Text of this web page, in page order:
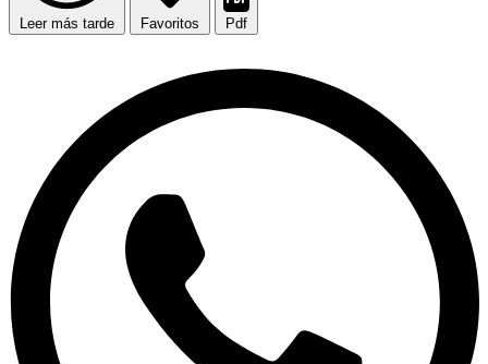
Leer más tarde Favoritos Pdf